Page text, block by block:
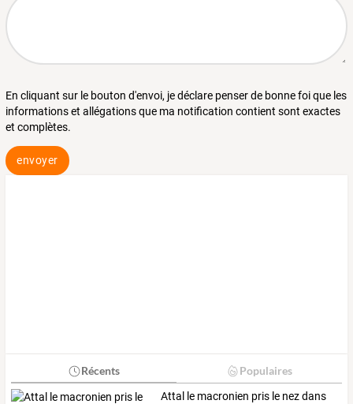
En cliquant sur le bouton d'envoi, je déclare penser de bonne foi que les
informations et allégations que ma notification contient sont exactes
et complètes.
envoyer
Récents Populaires
Attal le macronien pris le nez dans